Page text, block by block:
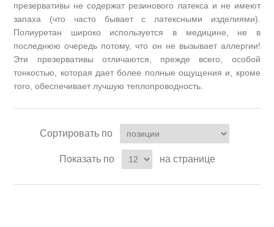
презервативы не содержат резинового латекса и не имеют
запаха (что часто бывает с латексными изделиями).
Полиуретан широко используется в медицине, не в
последнюю очередь потому, что он не вызывает аллергии!
Эти презервативы отличаются, прежде всего, особой
тонкостью, которая дает более полные ощущения и, кроме
того, обеспечивает лучшую теплопроводность.
Сортировать по
Показать по на странице